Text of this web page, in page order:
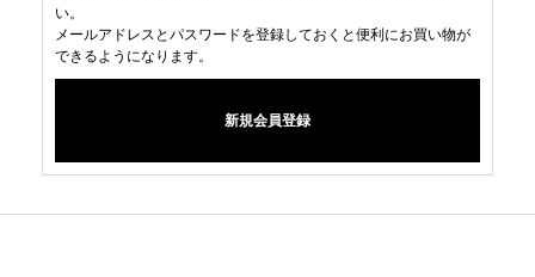
い。
メールアドレスとパスワードを登録しておくと便利にお買い物が
できるようになります。